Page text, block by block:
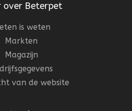
over Beterpet
is weten
Markten
Magazijn
van de website